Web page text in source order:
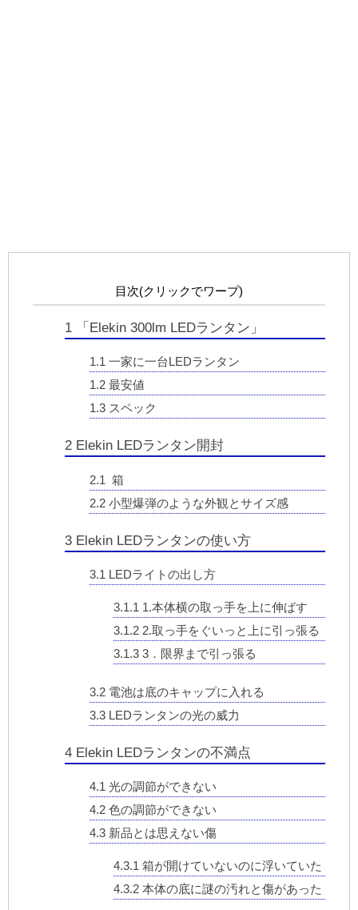
目次(クリックでワープ)
1 「Elekin 300lm LEDランタン」
1.1 一家に一台LEDランタン
1.2最安値
1.3スペック
2 Elekin LEDランタン開封
2.1 箱
2.2小型爆弾のような外観とサイズ感
3 Elekin LEDランタンの使い方
3.1 LEDライトの出し方
3.1.1 1.本体横の取っ手を上に伸ばす
3.1.2 2.取っ手をぐいっと上に引っ張る
3.1.3 3．限界まで引っ張る
3.2電池は底のキャップに入れる
3.3LEDランタンの光の威力
4 Elekin LEDランタンの不満点
4.1 光の調節ができない
4.2色の調節ができない
4.3新品とは思えない傷
4.3.1 箱が開けていないのに浮いていた
4.3.2 本体の底に謎の汚れと傷があった